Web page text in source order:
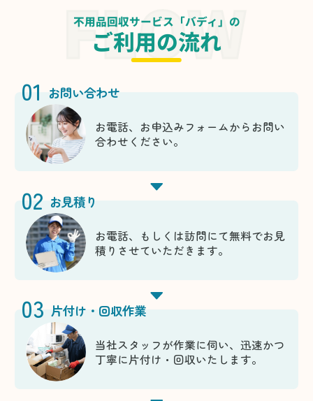
不用品回収サービス「バディ」の
ご利用の流れ
01 お問い合わせ
お電話、お申込みフォームからお問い
合わせください。
02 お見積り
お電話、もしくは訪問にて無料でお見
積りさせていただきます。
03 片付け・回収作業
当社スタッフが作業に伺い、迅速かつ
丁寧に片付け・回収いたします。